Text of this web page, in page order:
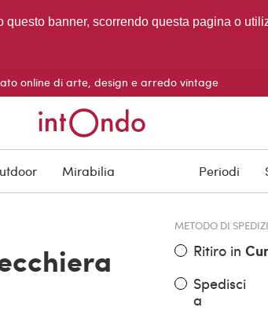
banner, scorrendo questa pagina o
online di arte, design e arredo vintage
Mirabilia Periodi
PREZZO
€
METODO DI
Ritiro in
Spedisci
a